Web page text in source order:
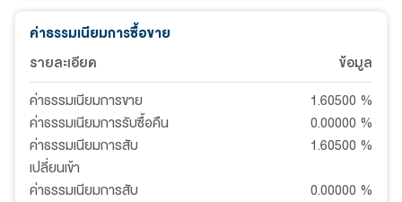
ค่าธรรมเนียมการซื้อขาย
รายละเอียด
ข้อมูล
ค่าธรรมเนียมการขาย
1.60500 %
ค่าธรรมเนียมการรับซื้อคืน
0.00000 %
ค่าธรรมเนียมการสับ
เปลี่ยนเข้า
1.60500 %
ค่าธรรมเนียมการสับ
0.00000 %